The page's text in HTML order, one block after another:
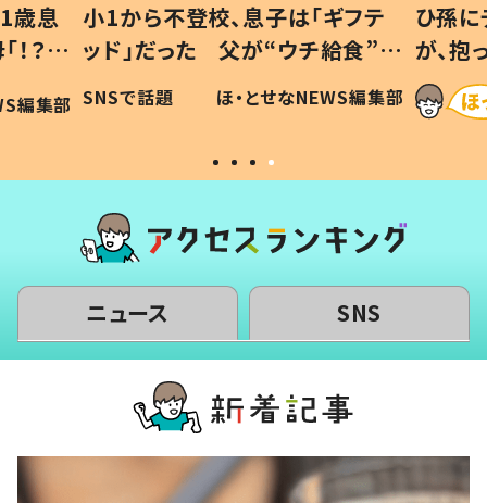
歳息
？」
編集部
小1から不登校、息子は「ギフテ
ッド」だった 父が“ウチ給食”を
作り続ける理由とは #令和の親
#令和の子
SNSで話題 ほ・とせなNEWS編集部
ひ孫
が、
「涙が
い」
ニュース SNS